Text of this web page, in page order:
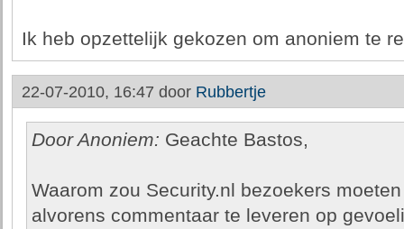
Ik heb opzettelijk gekozen om anoniem te
22-07-2010, 16:47 door Rubbertje
Door Anoniem: Geachte Bastos,
Waarom zou Security.nl bezoekers
alvorens commentaar te leveren op